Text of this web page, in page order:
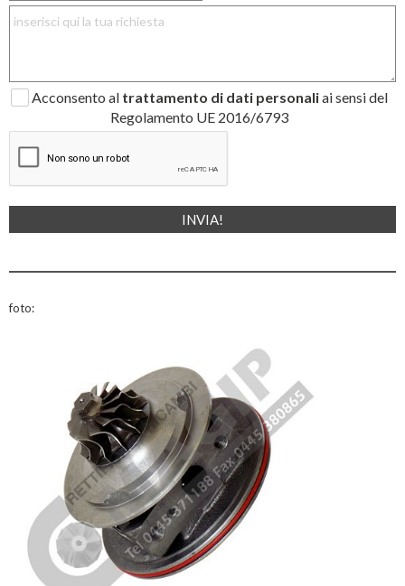
Acconsento al trattamento di dati personaliai sensi del
Regolamento UE 2016/6793
foto: